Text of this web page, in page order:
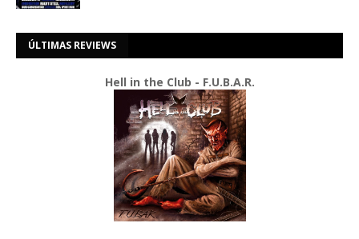
ÚLTIMAS REVIEWS
Hell in the Club - F.U.B.A.R.